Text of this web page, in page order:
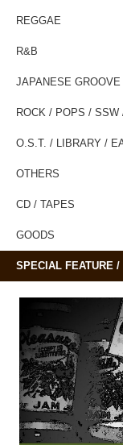
REGGAE
R&B
JAPANESE GROOVE
ROCK / POPS / SSW
O.S.T. / LIBRARY /
OTHERS
CD / TAPES
GOODS
SPECIAL FEATURE /